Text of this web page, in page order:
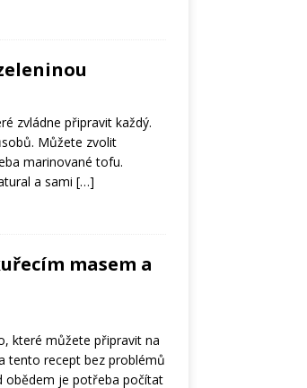
zvládne připravit každý.
Můžete zvolit
marinované tofu.
a sami […]
masem a
které můžete připravit na
tento recept bez problémů
obědem je potřeba počítat